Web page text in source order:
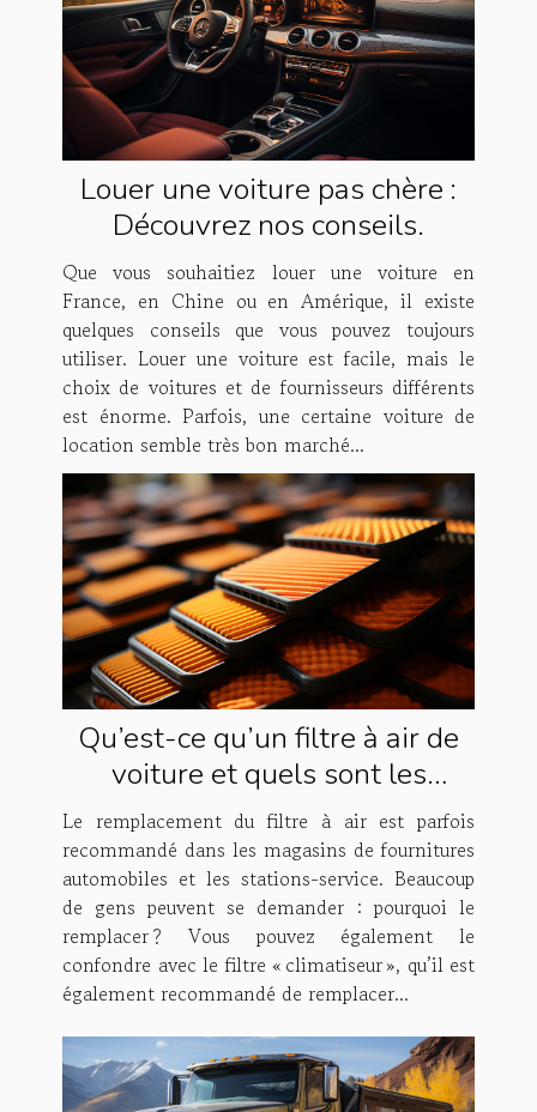
Louer une voiture pas chère :
Découvrez nos conseils.
Que vous souhaitiez louer une voiture en
France, en Chine ou en Amérique, il existe
quelques conseils que vous pouvez toujours
utiliser. Louer une voiture est facile, mais le
choix de voitures et de fournisseurs différents
est énorme. Parfois, une certaine voiture de
location semble très bon marché...
Qu’est-ce qu’un filtre à air de
voiture et quels sont les
avantages et inconvénients de
le remplacer ?
Le remplacement du filtre à air est parfois
recommandé dans les magasins de fournitures
automobiles et les stations-service. Beaucoup
de gens peuvent se demander : pourquoi le
remplacer ? Vous pouvez également le
confondre avec le filtre « climatiseur », qu’il est
également recommandé de remplacer...